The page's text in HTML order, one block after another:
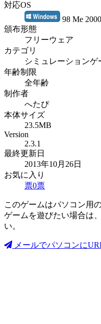
対応OS
98 Me
頒布形態
フリーウェア
カテゴリ
シミュレーションゲ
年齢制限
全年齢
制作者
へたぴ
本体サイズ
23.5MB
Version
2.3.1
最終更新日
2013年10月26日
お気に入り
票0票
このゲームはパソコン用
ゲームを遊びたい場合は
い。
メールでパソコンに